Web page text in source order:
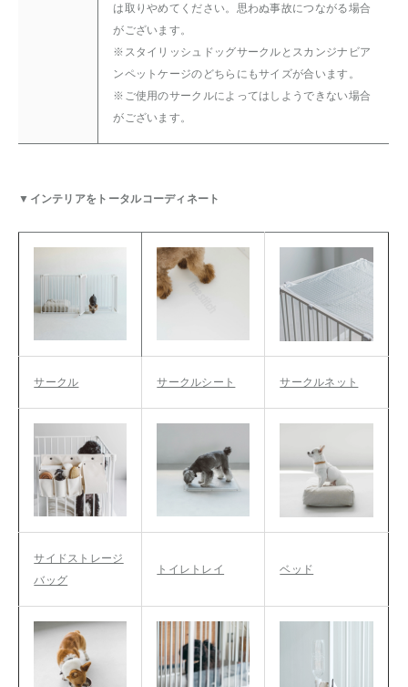
は取りやめてください。思わぬ事故につながる場合
がございます。
※スタイリッシュドッグサークルとスカンジナビア
ンペットケージのどちらにもサイズが合います。
※ご使用のサークルによってはしようできない場合
がございます。
▼インテリアをトータルコーディネート
サークル サークルシート サークルネット
サイドストレージ
バッグ
トイレトレイ ベッド